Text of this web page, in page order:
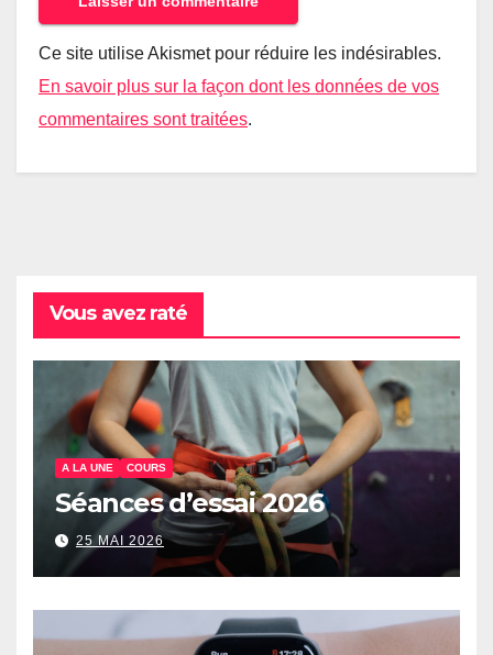
Ce site utilise Akismet pour réduire les indésirables.
En savoir plus sur la façon dont les données de vos
commentaires sont traitées.
Vous avez raté
A LA UNE COURS
Séances d’essai 2026
25 MAI 2026